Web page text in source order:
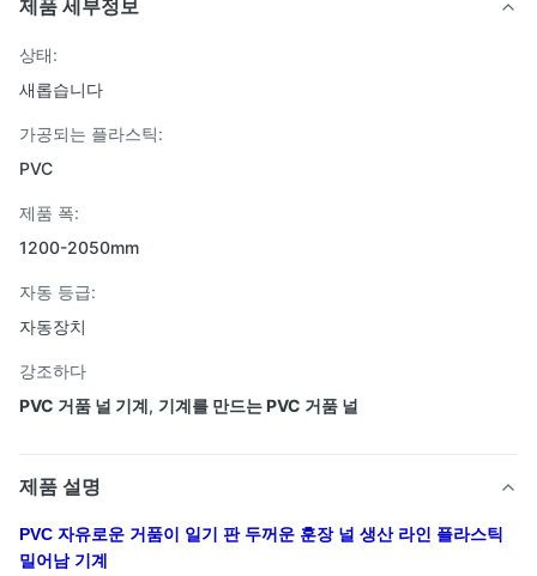
제품 세부정보
상태:
새롭습니다
가공되는 플라스틱:
PVC
제품 폭:
1200-2050mm
자동 등급:
자동장치
강조하다
PVC 거품 널 기계, 기계를 만드는 PVC 거품 널
제품 설명
PVC 자유로운 거품이 일기 판 두꺼운 훈장 널 생산 라인 플라스틱
밀어남 기계